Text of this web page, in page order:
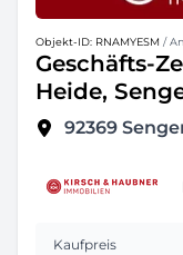
Objekt-ID: RNAMYESM /
Geschäfts-
Heide,
92369
Kaufpreis